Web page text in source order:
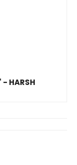
- HARSH